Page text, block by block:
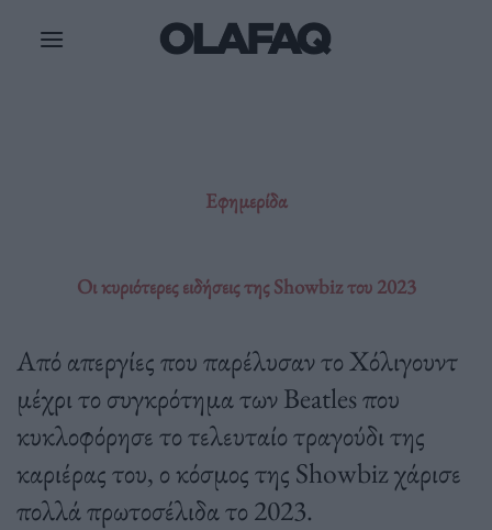
Εφημερίδα
Οι κυριότερες ειδήσεις της Showbiz του 2023
Από απεργίες που παρέλυσαν το Χόλιγουντ
μέχρι το συγκρότημα των Beatles που
κυκλοφόρησε το τελευταίο τραγούδι της
καριέρας του, ο κόσμος της Showbiz χάρισε
πολλά πρωτοσέλιδα το 2023.